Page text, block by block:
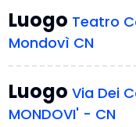
Luogo Teatro
Mondovì CN
LuogoVia Dei
MONDOVI' - CN